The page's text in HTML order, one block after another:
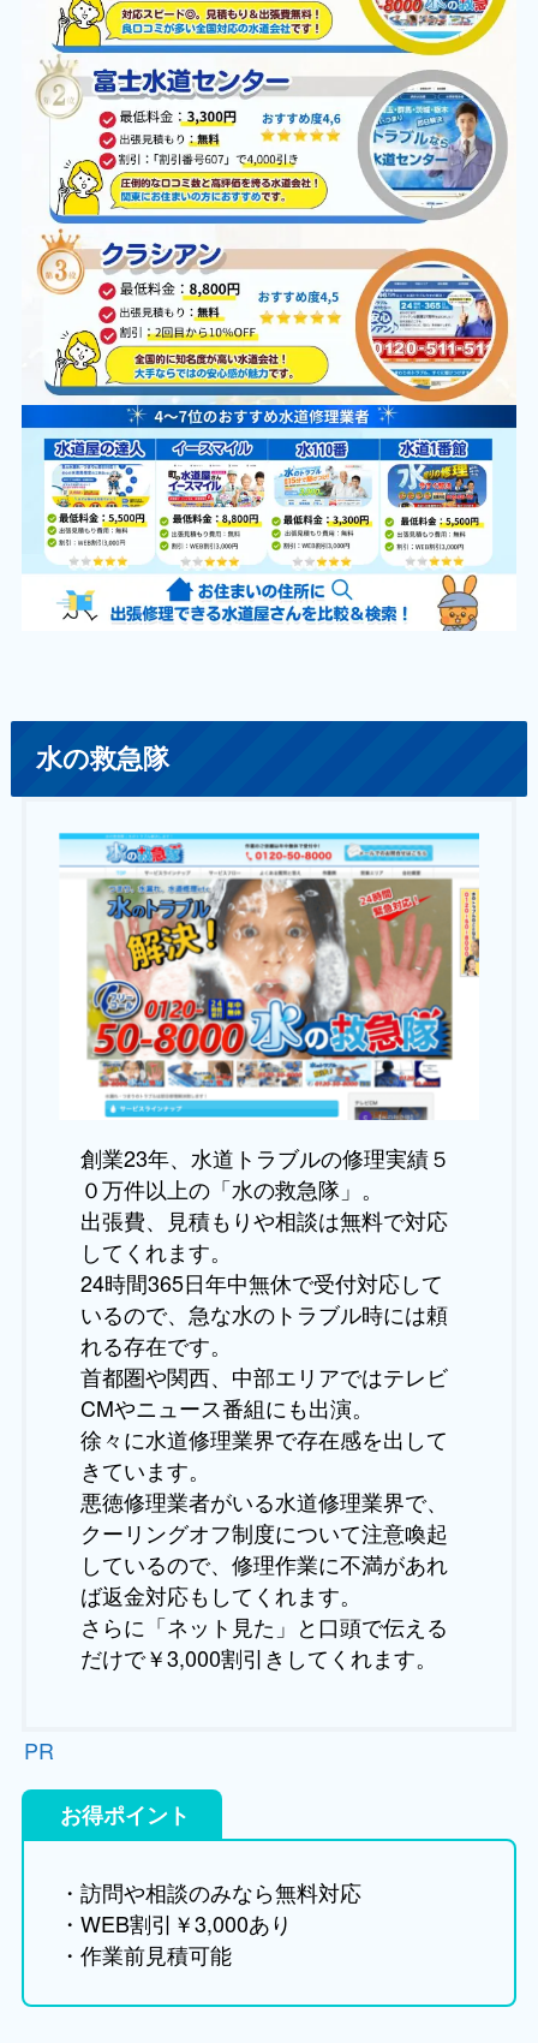
水の救急隊
創業23年、水道トラブルの修理実績５
０万件以上の「水の救急隊」。
出張費、見積もりや相談は無料で対応
してくれます。
24時間365日年中無休で受付対応して
いるので、急な水のトラブル時には頼
れる存在です。
首都圏や関西、中部エリアではテレビ
CMやニュース番組にも出演。
徐々に水道修理業界で存在感を出して
きています。
悪徳修理業者がいる水道修理業界で、
クーリングオフ制度について注意喚起
しているので、修理作業に不満があれ
ば返金対応もしてくれます。
さらに「ネット見た」と口頭で伝える
だけで￥3,000割引きしてくれます。
PR
お得ポイント
・訪問や相談のみなら無料対応
・WEB割引￥3,000あり
・作業前見積可能